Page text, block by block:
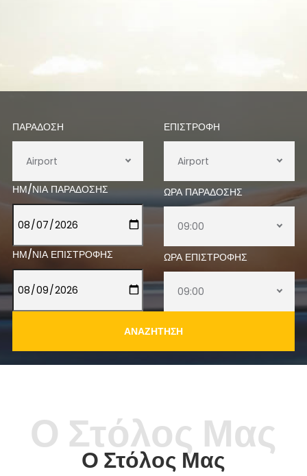
ΠΑΡΆΔΟΣΗ
Airport
ΕΠΙΣΤΡΟΦΉ
Airport
ΗΜ/ΝΙΑ ΠΑΡΆΔΟΣΗΣ ΏΡΑ ΠΑΡΆΔΟΣΗΣ
09:00
ΗΜ/ΝΙΑ ΕΠΙΣΤΡΟΦΉΣ ΏΡΑ ΕΠΙΣΤΡΟΦΉΣ
09:00
ΑΝΑΖΉΤΗΣΗ
Ο Στόλος Μας
Ο Στόλος Μας